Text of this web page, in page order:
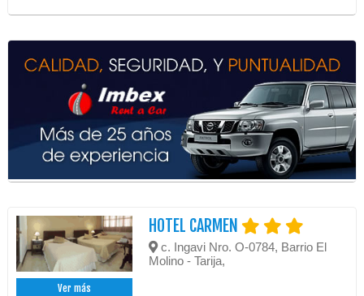
Ver más
HOTEL CARMEN
c. Ingavi Nro. O-0784, Barrio El
Molino - Tarija,